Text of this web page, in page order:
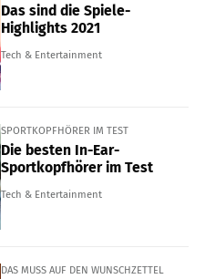
Das sind die Spiele-
Highlights 2021
Tech & Entertainment
SPORTKOPFHÖRER IM TEST
Die besten In-Ear-
Sportkopfhörer im Test
Tech & Entertainment
DAS MUSS AUF DEN WUNSCHZETTEL